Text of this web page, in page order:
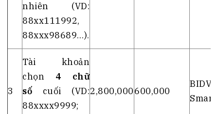
nhiên (VD:
88xx111992,
88xxx98689…).
3
Tài khoản
chọn 4 chữ
số cuối (VD:
88xxxx9999;
2,800,000600,000
BIDV